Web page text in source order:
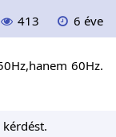
413 6 éve
60Hz.